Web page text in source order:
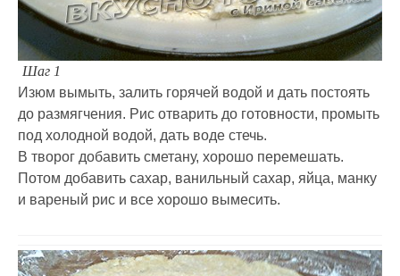
Шаг 1
Изюм вымыть, залить горячей водой и дать постоять
до размягчения. Рис отварить до готовности, промыть
под холодной водой, дать воде стечь.
В творог добавить сметану, хорошо перемешать.
Потом добавить сахар, ванильный сахар, яйца, манку
и вареный рис и все хорошо вымесить.